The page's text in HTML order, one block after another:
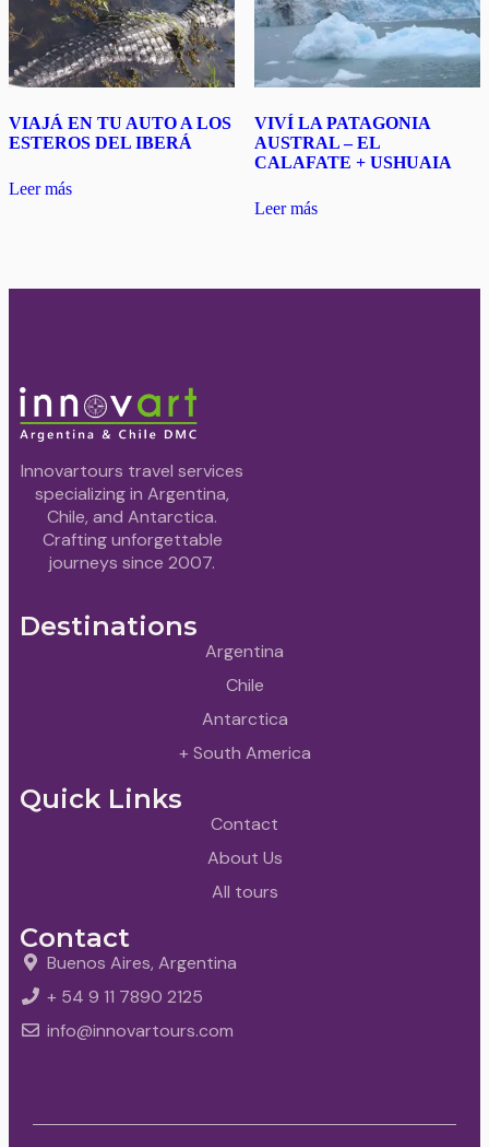
VIAJÁ EN TU AUTO A LOS
ESTEROS DEL IBERÁ
Leer más
VIVÍ LA PATAGONIA
AUSTRAL – EL
CALAFATE + USHUAIA
Leer más
Innovartours travel services
specializing in Argentina,
Chile, and Antarctica.
Crafting unforgettable
journeys since 2007.
Destinations
Argentina
Chile
Antarctica
+ South America
Quick Links
Contact
About Us
All tours
Contact
Buenos Aires, Argentina
+ 54 9 11 7890 2125
info@innovartours.com